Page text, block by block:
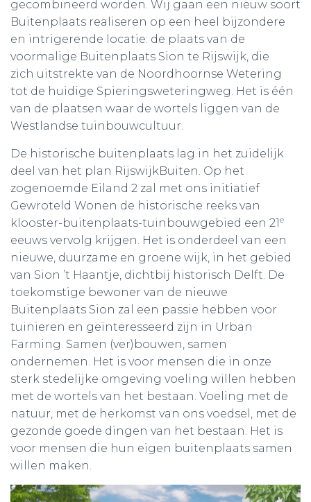
gecombineerd worden. Wij gaan een nieuw soort
Buitenplaats realiseren op een heel bijzondere
en intrigerende locatie: de plaats van de
voormalige Buitenplaats Sion te Rijswijk, die
zich uitstrekte van de Noordhoornse Wetering
tot de huidige Spieringsweteringweg. Het is één
van de plaatsen waar de wortels liggen van de
Westlandse tuinbouwcultuur.
De historische buitenplaats lag in het zuidelijk
deel van het plan RijswijkBuiten. Op het
zogenoemde Eiland 2 zal met ons initiatief
Gewroteld Wonen de historische reeks van
klooster-buitenplaats-tuinbouwgebied een 21e
eeuws vervolg krijgen. Het is onderdeel van een
nieuwe, duurzame en groene wijk, in het gebied
van Sion ’t Haantje, dichtbij historisch Delft. De
toekomstige bewoner van de nieuwe
Buitenplaats Sion zal een passie hebben voor
tuinieren en geïnteresseerd zijn in Urban
Farming. Samen (ver)bouwen, samen
ondernemen. Het is voor mensen die in onze
sterk stedelijke omgeving voeling willen hebben
met de wortels van het bestaan. Voeling met de
natuur, met de herkomst van ons voedsel, met de
gezonde goede dingen van het bestaan. Het is
voor mensen die hun eigen buitenplaats samen
willen maken.